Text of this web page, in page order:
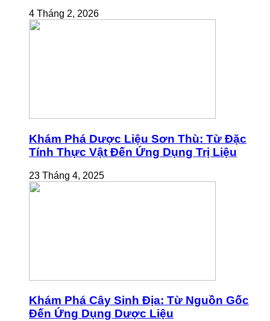
4 Tháng 2, 2026
Khám Phá Dược Liệu Sơn Thù: Từ Đặc
Tính Thực Vật Đến Ứng Dụng Trị Liệu
23 Tháng 4, 2025
Khám Phá Cây Sinh Địa: Từ Nguồn Gốc
Đến Ứng Dụng Dược Liệu